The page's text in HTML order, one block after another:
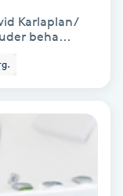
Karlaplan/
beha...